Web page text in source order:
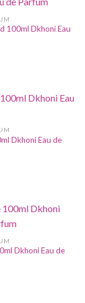
100ml Dkhoni Eau
Dkhoni Eau de
Dkhoni Eau de